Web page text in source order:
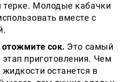
терке. Молодые кабачки
вместе с
сок. Это самый
приготовления. Чем
останется в